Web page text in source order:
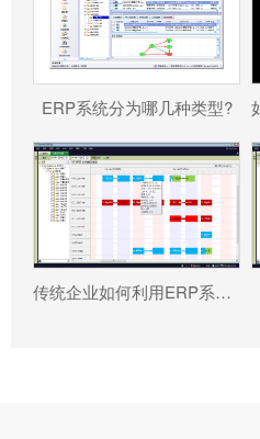
ERP系统分为哪几种类型?
传统企业如何利用ERP系统重塑竞争力?